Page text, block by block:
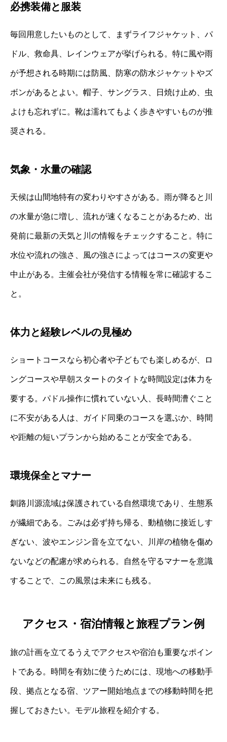
必携装備と服装
毎回用意したいものとして、まずライフジャケット、パ
ドル、救命具、レインウェアが挙げられる。特に風や雨
が予想される時期には防風、防寒の防水ジャケットやズ
ボンがあるとよい。帽子、サングラス、日焼け止め、虫
よけも忘れずに。靴は濡れてもよく歩きやすいものが推
奨される。
気象・水量の確認
天候は山間地特有の変わりやすさがある。雨が降ると川
の水量が急に増し、流れが速くなることがあるため、出
発前に最新の天気と川の情報をチェックすること。特に
水位や流れの強さ、風の強さによってはコースの変更や
中止がある。主催会社が発信する情報を常に確認するこ
と。
体力と経験レベルの見極め
ショートコースなら初心者や子どもでも楽しめるが、ロ
ングコースや早朝スタートのタイトな時間設定は体力を
要する。パドル操作に慣れていない人、長時間漕ぐこと
に不安がある人は、ガイド同乗のコースを選ぶか、時間
や距離の短いプランから始めることが安全である。
環境保全とマナー
釧路川源流域は保護されている自然環境であり、生態系
が繊細である。ごみは必ず持ち帰る、動植物に接近しす
ぎない、波やエンジン音を立てない、川岸の植物を傷め
ないなどの配慮が求められる。自然を守るマナーを意識
することで、この風景は未来にも残る。
アクセス・宿泊情報と旅程プラン例
旅の計画を立てるうえでアクセスや宿泊も重要なポイン
トである。時間を有効に使うためには、現地への移動手
段、拠点となる宿、ツアー開始地点までの移動時間を把
握しておきたい。モデル旅程を紹介する。